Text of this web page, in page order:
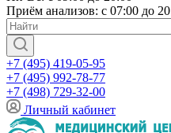
Приём анализов: с 07:00 до
+7 (495) 419-05-95
+7 (495) 992-78-77
+7 (498) 729-32-00
Личный кабинет